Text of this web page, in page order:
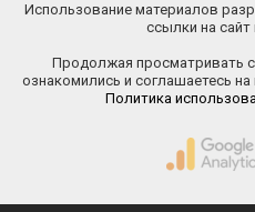
Использование материалов
ссылки на
Продолжая просматривать
ознакомились и соглашаетесь
Политика